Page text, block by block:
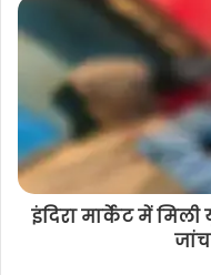
नवापारा में
फिट रावण का
प्रस्तुति, समिति
इंदिरा मार्केट में